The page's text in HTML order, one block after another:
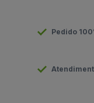
Pedido